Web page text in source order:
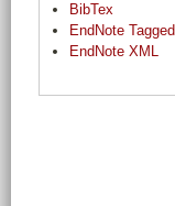
BibTex
EndNote Tagged
EndNote XML